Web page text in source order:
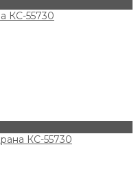
КС-55730
КС-55730